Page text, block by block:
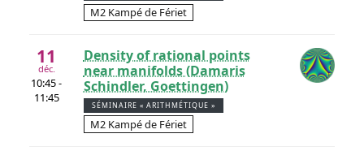
M2 Kampé de Fériet
11
déc.
10:45 -
11:45
Density of rational points
near manifolds (Damaris
Schindler, Goettingen)
SÉMINAIRE « ARITHMÉTIQUE »
M2 Kampé de Fériet